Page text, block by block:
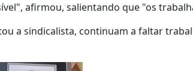
afirmou, salientando que "os
a sindicalista, continuam a faltar